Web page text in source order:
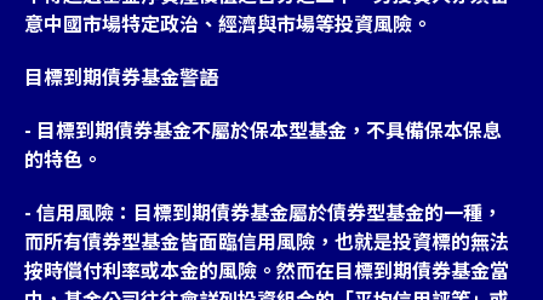
意中國市場特定政治、經濟與市場等投資風險。
目標到期債券基金警語
- 目標到期債券基金不屬於保本型基金，不具備保本保息
的特色。
- 信用風險：目標到期債券基金屬於債券型基金的一種，
而所有債券型基金皆面臨信用風險，也就是投資標的無法
按時償付利率或本金的風險。然而在目標到期債券基金當